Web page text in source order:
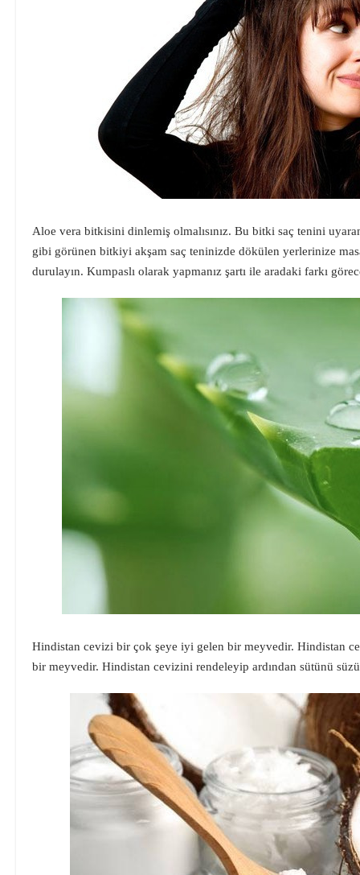
Aloe vera bitkisini dinlemiş olmalısınız. Bu bitki saç tenini
gibi görünen bitkiyi akşam saç teninizde dökülen yerlerinize
durulayın. Kumpaslı olarak yapmanız şartı ile aradaki farkı
Hindistan cevizi bir çok şeye iyi gelen bir meyvedir. Hindistan
bir meyvedir. Hindistan cevizini rendeleyip ardından sütünü